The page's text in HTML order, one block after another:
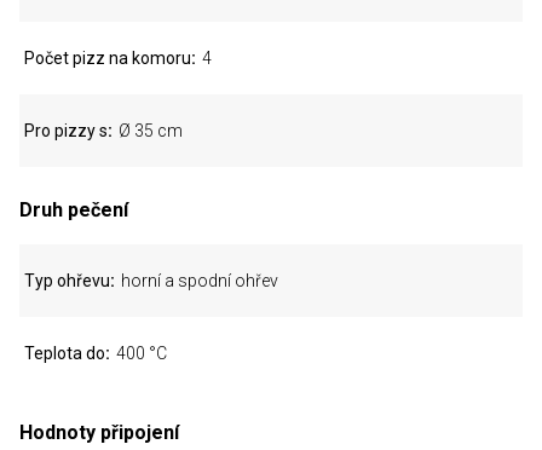
Počet pizz na komoru 4
Pro pizzy s Ø 35 cm
Druh pečení
Typ ohřevu horní a spodní ohřev
Teplota do 400 °C
Hodnoty připojení